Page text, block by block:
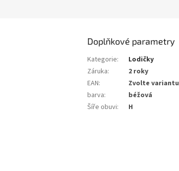
Doplňkové parametry
Kategorie:
Lodičky
Záruka:
2 roky
EAN:
Zvolte variantu
barva:
béžová
Šíře obuvi: H